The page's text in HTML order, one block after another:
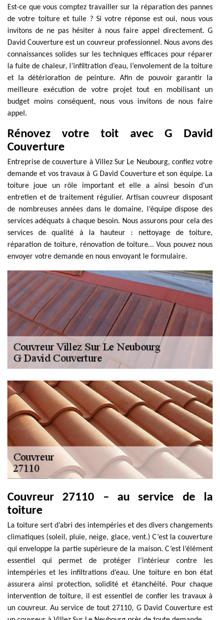
Est-ce que vous comptez travailler sur la réparation des pannes
de votre toiture et tuile ? Si votre réponse est oui, nous vous
invitons de ne pas hésiter à nous faire appel directement. G
David Couverture est un couvreur professionnel. Nous avons des
connaissances solides sur les techniques efficaces pour réparer
la fuite de chaleur, l’infiltration d’eau, l’envolement de la toiture
et la détérioration de peinture. Afin de pouvoir garantir la
meilleure exécution de votre projet tout en mobilisant un
budget moins conséquent, nous vous invitons de nous faire
appel.
Rénovez votre toit avec G David
Couverture
Entreprise de couverture à Villez Sur Le Neubourg, confiez votre
demande et vos travaux à G David Couverture et son équipe. La
toiture joue un rôle important et elle a ainsi besoin d’un
entretien et de traitement régulier. Artisan couvreur disposant
de nombreuses années dans le domaine, l’équipe dispose des
services adéquats à chaque besoin. Nous assurons pour cela des
services de qualité à la hauteur : nettoyage de toiture,
réparation de toiture, rénovation de toiture… Vous pouvez nous
envoyer votre demande en nous envoyant le formulaire.
Couvreur 27110 – au service de la
toiture
La toiture sert d’abri des intempéries et des divers changements
climatiques (soleil, pluie, neige, glace, vent.) C’est la couverture
qui enveloppe la partie supérieure de la maison. C’est l’élément
essentiel qui permet de protéger l’intérieur contre les
intempéries et les infiltrations d’eau. Une toiture en bon état
assurera ainsi protection, solidité et étanchéité. Pour chaque
intervention de toiture, il est essentiel de confier les travaux à
un couvreur. Au service de tout 27110, G David Couverture est